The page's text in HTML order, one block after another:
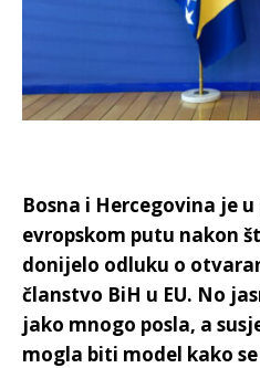
Bosna i Hercegovina je
evropskom putu nakon
donijelo odluku o
članstvo BiH u EU. No
jako mnogo posla, a
mogla biti model kako